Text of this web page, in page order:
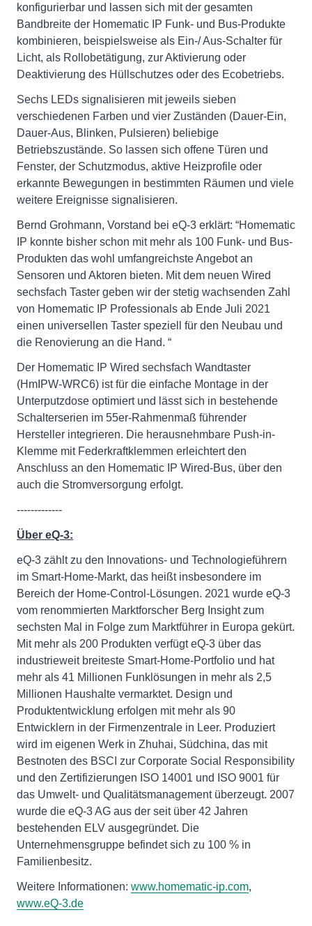
konfigurierbar und lassen sich mit der gesamten
Bandbreite der Homematic IP Funk- und Bus-Produkte
kombinieren, beispielsweise als Ein-/ Aus-Schalter für
Licht, als Rollobetätigung, zur Aktivierung oder
Deaktivierung des Hüllschutzes oder des Ecobetriebs.
Sechs LEDs signalisieren mit jeweils sieben
verschiedenen Farben und vier Zuständen (Dauer-Ein,
Dauer-Aus, Blinken, Pulsieren) beliebige
Betriebszustände. So lassen sich offene Türen und
Fenster, der Schutzmodus, aktive Heizprofile oder
erkannte Bewegungen in bestimmten Räumen und viele
weitere Ereignisse signalisieren.
Bernd Grohmann, Vorstand bei eQ-3 erklärt: “Homematic
IP konnte bisher schon mit mehr als 100 Funk- und Bus-
Produkten das wohl umfangreichste Angebot an
Sensoren und Aktoren bieten. Mit dem neuen Wired
sechsfach Taster geben wir der stetig wachsenden Zahl
von Homematic IP Professionals ab Ende Juli 2021
einen universellen Taster speziell für den Neubau und
die Renovierung an die Hand. “
Der Homematic IP Wired sechsfach Wandtaster
(HmIPW-WRC6) ist für die einfache Montage in der
Unterputzdose optimiert und lässt sich in bestehende
Schalterserien im 55er-Rahmenmaß führender
Hersteller integrieren. Die herausnehmbare Push-in-
Klemme mit Federkraftklemmen erleichtert den
Anschluss an den Homematic IP Wired-Bus, über den
auch die Stromversorgung erfolgt.
-------------
Über eQ-3:
eQ-3 zählt zu den Innovations- und Technologieführern
im Smart-Home-Markt, das heißt insbesondere im
Bereich der Home-Control-Lösungen. 2021 wurde eQ-3
vom renommierten Marktforscher Berg Insight zum
sechsten Mal in Folge zum Marktführer in Europa gekürt.
Mit mehr als 200 Produkten verfügt eQ-3 über das
industrieweit breiteste Smart-Home-Portfolio und hat
mehr als 41 Millionen Funklösungen in mehr als 2,5
Millionen Haushalte vermarktet. Design und
Produktentwicklung erfolgen mit mehr als 90
Entwicklern in der Firmenzentrale in Leer. Produziert
wird im eigenen Werk in Zhuhai, Südchina, das mit
Bestnoten des BSCI zur Corporate Social Responsibility
und den Zertifizierungen ISO 14001 und ISO 9001 für
das Umwelt- und Qualitätsmanagement überzeugt. 2007
wurde die eQ-3 AG aus der seit über 42 Jahren
bestehenden ELV ausgegründet. Die
Unternehmensgruppe befindet sich zu 100 % in
Familienbesitz.
Weitere Informationen: www.homematic-ip.com,
www.eQ-3.de